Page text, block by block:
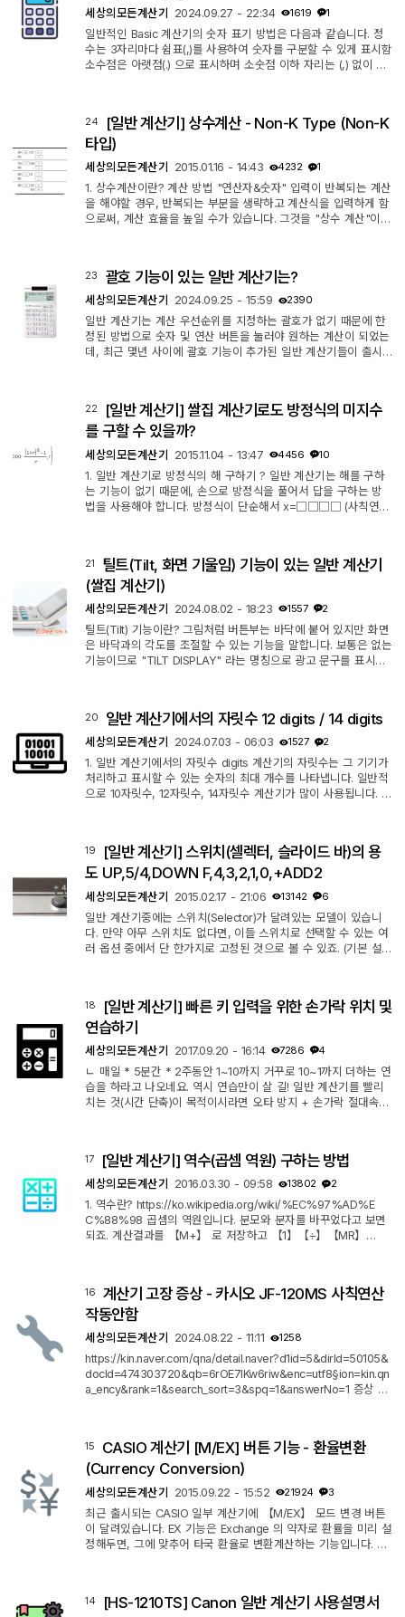
세상의모든계산기 2024.09.27 - 22:34 1619 1
일반적인 Basic 계산기의 숫자 표기 방법은 다음과 같습니다. 정
수는 3자리마다 쉼표(,)를 사용하여 숫자를 구분할 수 있게 표시함
소수점은 아랫점(.) 으로 표시하며 소숫점 이하 자리는 (,) 없이 표
을 서로 바꿔 표시하게도 할 수 있는 일반 계산기도 있습니다. *
지역마다 차이가 있는 숫자 표시 방법을 구현하기 위함입니다. [C
24
[일반 계산기] 상수계산 - Non-K Type (Non-K
타입)
세상의모든계산기 2015.01.16 - 14:43 4232 1
1. 상수계산이란? 계산 방법 "연산자&숫자" 입력이 반복되는 계산
을 해야할 경우, 반복되는 부분을 생략하고 계산식을 입력하게 함
으로써, 계산 효율을 높일 수가 있습니다. 그것을 "상수 계산"이라
어지지 않고, 상수계산의 지정 전에 입력한 숫자가 상수값이 됩니
다. 그에 비해 SHARP, CANON (Non K-Type)의 경우 비명시적
23 괄호 기능이 있는 일반 계산기는?
세상의모든계산기 2024.09.25 - 15:59 2390
일반 계산기는 계산 우선순위를 지정하는 괄호가 없기 때문에 한
정된 방법으로 숫자 및 연산 버튼을 눌러야 원하는 계산이 되었는
데, 최근 몇년 사이에 괄호 기능이 추가된 일반 계산기들이 출시
라인도 2줄이라서 이미 입력한 내용 확인하기도 편하고, 괄호 기
능이 있어서 원하는 순서를 지정할 수도 있으니 기존 정통 쌀집
22
[일반 계산기] 쌀집 계산기로도 방정식의 미지수
를 구할 수 있을까?
세상의모든계산기 2015.11.04 - 13:47 4456 10
1. 일반 계산기로 방정식의 해 구하기 ? 일반 계산기는 해를 구하
는 기능이 없기 때문에, 손으로 방정식을 풀어서 답을 구하는 방
법을 사용해야 합니다. 방정식이 단순해서 x=□□□□ (사칙연
적으로) 불가능할 수 있습니다. 2. 정리해도 풀 수 없는 경우 지금
100만원을 빌려주고 5년 후 150만원을 받는 경우, 연이자율(r)은?
21
틸트(Tilt, 화면 기울임) 기능이 있는 일반 계산기
(쌀집 계산기)
세상의모든계산기 2024.08.02 - 18:23 1557 2
틸트(Tilt) 기능이란? 그림처럼 버튼부는 바닥에 붙어 있지만 화면
은 바닥과의 각도를 조절할 수 있는 기능을 말합니다. 보통은 없는
기능이므로 "TILT DISPLAY" 라는 명칭으로 광고 문구를 표시해
mm K3. 카시오 JW-120MS - 12 Digits - K-Type (확인) 크기:10
7x178.5x26.1cm / 무게:170g 사용기 : https://gapsoo.tistory.co
20 일반 계산기에서의 자릿수 12 digits / 14 digits
세상의모든계산기 2024.07.03 - 06:03 1527 2
1. 일반 계산기에서의 자릿수 digits 계산기의 자릿수는 그 기기가
처리하고 표시할 수 있는 숫자의 최대 개수를 나타냅니다. 일반적
으로 10자릿수, 12자릿수, 14자릿수 계산기가 많이 사용됩니다. 영
2...와 같은 긴 소수를 입력하려고 해도 3.141까지만 입력이 가능합
니다. 이 상태에서 2로 나누면 1.5705...가 되지만, 계산기는 5번
19
[일반 계산기] 스위치(셀렉터, 슬라이드 바)의 용
도 UP,5/4,DOWN F,4,3,2,1,0,+ADD2
세상의모든계산기 2015.02.17 - 21:06 13142 6
일반 계산기중에는 스위치(Selector)가 달려있는 모델이 있습니
다. 만약 아무 스위치도 없다면, 이들 스위치로 선택할 수 있는 여
러 옵션 중에서 단 한가지로 고정된 것으로 볼 수 있죠. (기본 설
하, 즉 '나머지 숫자가 있는 경우에 이를 어떻게 처리할지?'를 결
정합니다. UP : 올림 5/4 : 반올림(사사오입) DOWN (=CUT) : 내
18
[일반 계산기] 빠른 키 입력을 위한 손가락 위치 및
연습하기
세상의모든계산기 2017.09.20 - 16:14 7286 4
ㄴ 매일 * 5분간 * 2주동안 1~10까지 거꾸로 10~1까지 더하는 연
습을 하라고 나오네요. 역시 연습만이 살 길! 일반 계산기를 빨리
치는 것(시간 단축)이 목적이시라면 오타 방지 + 손가락 절대속도
없으니 그냥 알아서... ^^
17 [일반 계산기] 역수(곱셈 역원) 구하는 방법
세상의모든계산기 2016.03.30 - 09:58 13802 2
1. 역수란? https://ko.wikipedia.org/wiki/%EC%97%AD%E
C%88%98 곱셈의 역원입니다. 분모와 분자를 바꾸었다고 보면
되죠. 계산결과를 【M+】 로 저장하고 【1】【÷】【MR】
됩니다. 【=】 을 한번만 누르면 a ÷ a 가 되어서 1 이 되고, 거기
서 【=】 을 한번 더 눌러야 1÷a 가 계산됩니다. 예시 : 1÷(3+5)
16
계산기 고장 증상 - 카시오 JF-120MS 사칙연산
작동안함
세상의모든계산기 2024.08.22 - 11:11 1258
https://kin.naver.com/qna/detail.naver?d1id=5&dirId=50105&
docId=474303720&qb=6rOE7IKw6riw&enc=utf8§ion=kin.qn
a_ency&rank=1&search_sort=3&spq=1&answerNo=1 증상 숫
15
CASIO 계산기 [M/EX] 버튼 기능 - 환율변환
(Currency Conversion)
세상의모든계산기 2015.09.22 - 15:52 21924 3
최근 출시되는 CASIO 일부 계산기에 【M/EX】 모드 변경 버튼
이 달려있습니다. EX 기능은 Exchange 의 약자로 환률을 미리 설
정해두면, 그에 맞추어 타국 환율로 변환계산하는 기능입니다. M/
모드와 메모리 모드를 전환하려면 M/EX 버튼을 누릅니다. 디스플
14 [HS-1210TS] Canon 일반 계산기 사용설명서